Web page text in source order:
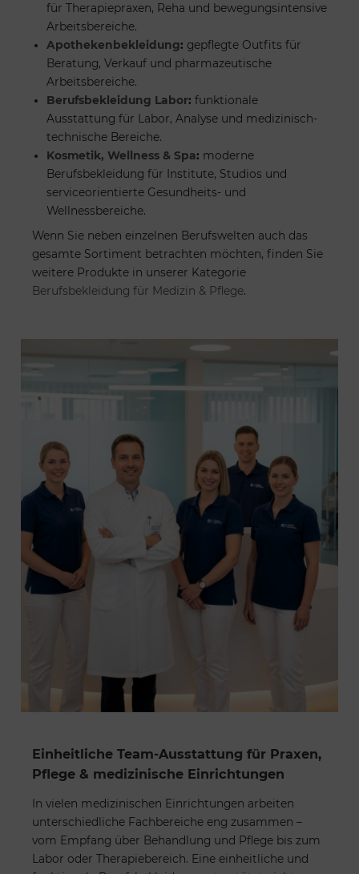
für Therapiepraxen, Reha und bewegungsintensive
Arbeitsbereiche.
Apothekenbekleidung: gepflegte Outfits für
Beratung, Verkauf und pharmazeutische
Arbeitsbereiche.
Berufsbekleidung Labor: funktionale
Ausstattung für Labor, Analyse und medizinisch-
technische Bereiche.
Kosmetik, Wellness & Spa: moderne
Berufsbekleidung für Institute, Studios und
serviceorientierte Gesundheits- und
Wellnessbereiche.
Wenn Sie neben einzelnen Berufswelten auch das
gesamte Sortiment betrachten möchten, finden Sie
weitere Produkte in unserer Kategorie
Berufsbekleidung für Medizin & Pflege.
Einheitliche Team-Ausstattung für Praxen,
Pflege & medizinische Einrichtungen
In vielen medizinischen Einrichtungen arbeiten
unterschiedliche Fachbereiche eng zusammen –
vom Empfang über Behandlung und Pflege bis zum
Labor oder Therapiebereich. Eine einheitliche und